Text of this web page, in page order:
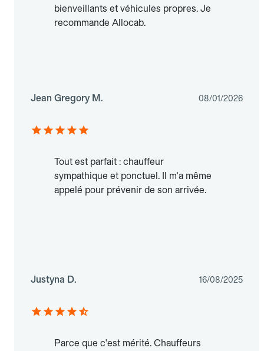
bienveillants et véhicules propres. Je
recommande Allocab.
Jean Gregory M. 08/01/2026
Tout est parfait : chauffeur
sympathique et ponctuel. Il m'a même
appelé pour prévenir de son arrivée.
Justyna D. 16/08/2025
Parce que c'est mérité. Chauffeurs